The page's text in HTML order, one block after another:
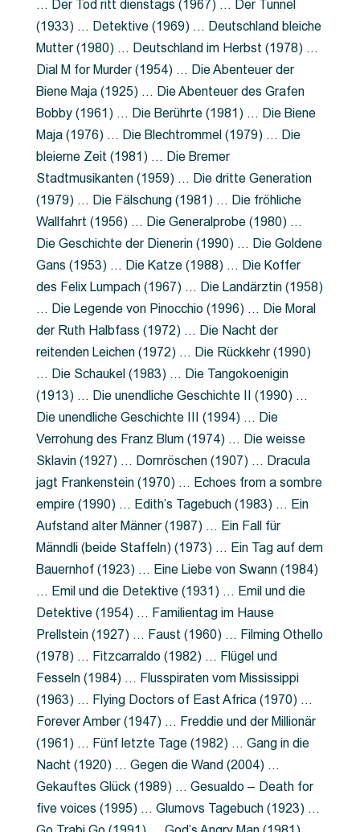
… Der Tod ritt dienstags (1967) … Der Tunnel
(1933) … Detektive (1969) … Deutschland bleiche
Mutter (1980) … Deutschland im Herbst (1978) …
Dial M for Murder (1954) … Die Abenteuer der
Biene Maja (1925) … Die Abenteuer des Grafen
Bobby (1961) … Die Berührte (1981) … Die Biene
Maja (1976) … Die Blechtrommel (1979) … Die
bleierne Zeit (1981) … Die Bremer
Stadtmusikanten (1959) … Die dritte Generation
(1979) … Die Fälschung (1981) … Die fröhliche
Wallfahrt (1956) … Die Generalprobe (1980) …
Die Geschichte der Dienerin (1990) … Die Goldene
Gans (1953) … Die Katze (1988) … Die Koffer
des Felix Lumpach (1967) … Die Landärztin (1958)
… Die Legende von Pinocchio (1996) … Die Moral
der Ruth Halbfass (1972) … Die Nacht der
reitenden Leichen (1972) … Die Rückkehr (1990)
… Die Schaukel (1983) … Die Tangokoenigin
(1913) … Die unendliche Geschichte II (1990) …
Die unendliche Geschichte III (1994) … Die
Verrohung des Franz Blum (1974) … Die weisse
Sklavin (1927) … Dornröschen (1907) … Dracula
jagt Frankenstein (1970) … Echoes from a sombre
empire (1990) … Edith’s Tagebuch (1983) … Ein
Aufstand alter Männer (1987) … Ein Fall für
Männdli (beide Staffeln) (1973) … Ein Tag auf dem
Bauernhof (1923) … Eine Liebe von Swann (1984)
… Emil und die Detektive (1931) … Emil und die
Detektive (1954) … Familientag im Hause
Prellstein (1927) … Faust (1960) … Filming Othello
(1978) … Fitzcarraldo (1982) … Flügel und
Fesseln (1984) … Flusspiraten vom Mississippi
(1963) … Flying Doctors of East Africa (1970) …
Forever Amber (1947) … Freddie und der Millionär
(1961) … Fünf letzte Tage (1982) … Gang in die
Nacht (1920) … Gegen die Wand (2004) …
Gekauftes Glück (1989) … Gesualdo – Death for
five voices (1995) … Glumovs Tagebuch (1923) …